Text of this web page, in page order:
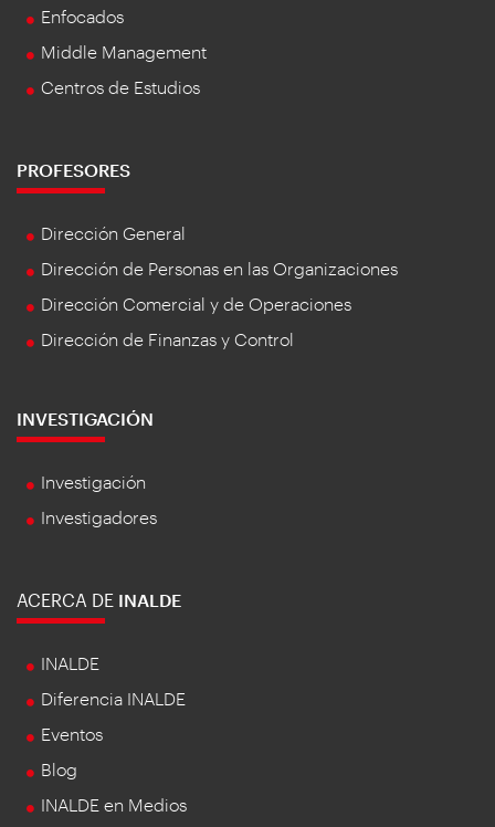
Enfocados
Middle Management
Centros de Estudios
PROFESORES
Dirección General
Dirección de Personas en las Organizaciones
Dirección Comercial y de Operaciones
Dirección de Finanzas y Control
INVESTIGACIÓN
Investigación
Investigadores
ACERCA DE INALDE
INALDE
Diferencia INALDE
Eventos
Blog
INALDE en Medios